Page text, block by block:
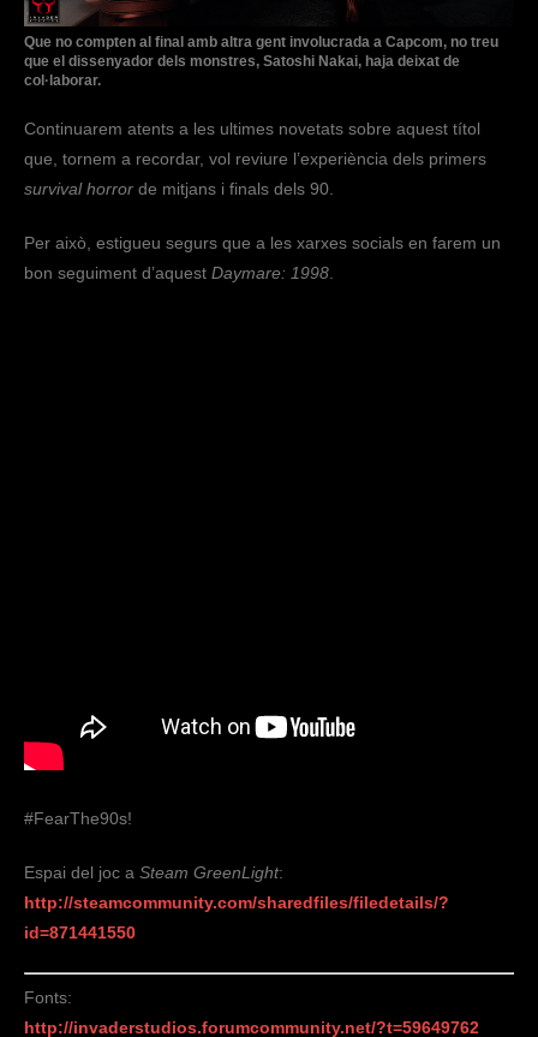
Que no compten al final amb altra gent involucrada a Capcom, no treu
que el dissenyador dels monstres, Satoshi Nakai, haja deixat de
col·laborar.
Continuarem atents a les ultimes novetats sobre aquest títol
que, tornem a recordar, vol reviure l’experiència dels primers
survival horror de mitjans i finals dels 90.
Per això, estigueu segurs que a les xarxes socials en farem un
bon seguiment d’aquest Daymare: 1998.
#FearThe90s!
Espai del joc a Steam GreenLight:
http://steamcommunity.com/sharedfiles/filedetails/?
id=871441550
Fonts:
http://invaderstudios.forumcommunity.net/?t=59649762